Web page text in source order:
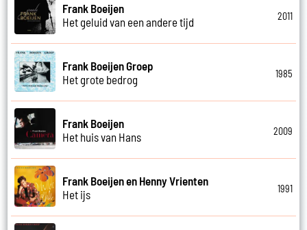
Frank Boeijen
Het geluid van een andere tijd
2011
Frank Boeijen Groep
Het grote bedrog
1985
Frank Boeijen
Het huis van Hans
2009
Frank Boeijen en Henny Vrienten
Het ijs
1991